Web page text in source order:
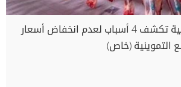
شعبة المواد الغذائية تكشف 4 أسباب لعدم انخفاض أسعار
التموينية (خاص)